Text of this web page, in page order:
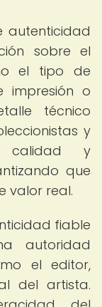
autenticidad
sobre el
el tipo de
impresión o
técnico
y
calidad y
que
valor real.
fiable
autoridad
el editor,
del artista.